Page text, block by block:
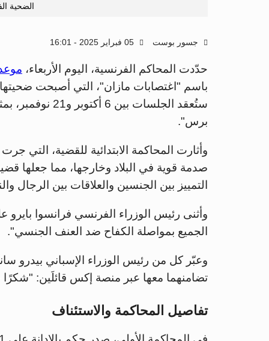
الضحية
جسور بوست
حدّدت المحاكم الفرنسية، اليوم الأربعاء،
باسم "اغتصابات مازان"، التي أصبحت
برس".
وأثارت المحاكمة الابتدائية للقضية،
صدمة قوية في البلاد وخارجها، مما جعلها
التمييز بين الجنسين والعلاقات بين الرجال
وأثنى رئيس الوزراء الفرنسي فرانسوا بايرو
الجميع بمواصلة الكفاح ضد العنف الجنسي".
وعبّر كل من رئيس الوزراء الإسباني بيدرو
تضامنهما معها عبر منصة إكس قائلَين: "شكرًا
تفاصيل المحاكمة والاستئناف